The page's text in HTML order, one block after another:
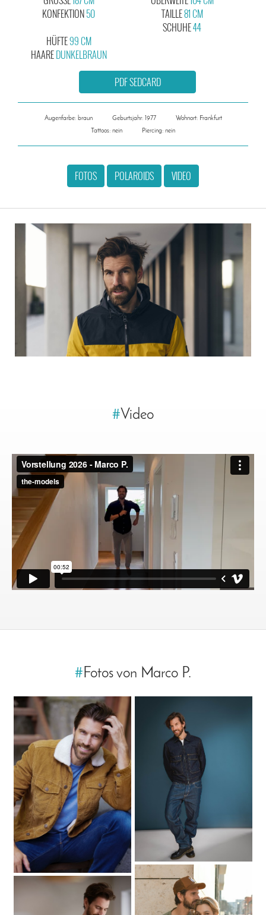
KONFEKTION50
TAILLE81 CM
SCHUHE44
HÜFTE99 CM
HAAREDUNKELBRAUN
PDF SEDCARD
Augenfarbe: braun Geburtsjahr: 1977
Wohnort: Frankfurt
Tattoos: nein
Piercing: nein
FOTOS POLAROIDS VIDEO
#Video
# Fotos von Marco P.